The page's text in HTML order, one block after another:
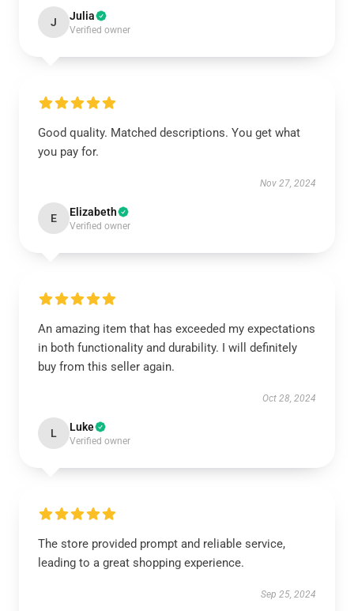
J Julia
Verified owner
Good quality. Matched descriptions. You get what
you pay for.
Nov 27, 2024
E Elizabeth
Verified owner
An amazing item that has exceeded my expectations
in both functionality and durability. I will definitely
buy from this seller again.
Oct 28, 2024
L Luke
Verified owner
The store provided prompt and reliable service,
leading to a great shopping experience.
Sep 25, 2024